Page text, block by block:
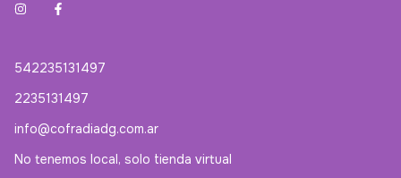
542235131497
2235131497
info@cofradiadg.com.ar
No tenemos local, solo tienda virtual